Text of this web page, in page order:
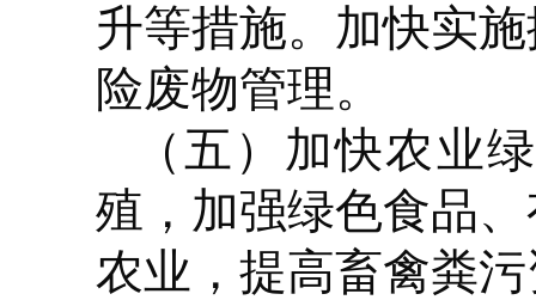
升等措施。加快实
险废物管理。
（五）加快农业
殖，加强绿色食品
农业，提高畜禽粪